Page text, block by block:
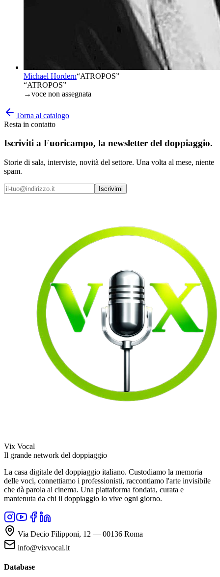
Michael Hordern“ATROPOS”
“ATROPOS”
→voce non assegnata
Torna al catalogo
Resta in contatto
Iscriviti a Fuoricampo, la newsletter del doppiaggio.
Storie di sala, interviste, novità del settore. Una volta al mese, niente
spam.
Iscrivimi
Vix Vocal
Il grande network del doppiaggio
La casa digitale del doppiaggio italiano. Custodiamo la memoria
delle voci, connettiamo i professionisti, raccontiamo l'arte invisibile
che dà parola al cinema. Una piattaforma fondata, curata e
mantenuta da chi il doppiaggio lo vive ogni giorno.
Via Decio Filipponi, 12 — 00136 Roma
info@vixvocal.it
Database